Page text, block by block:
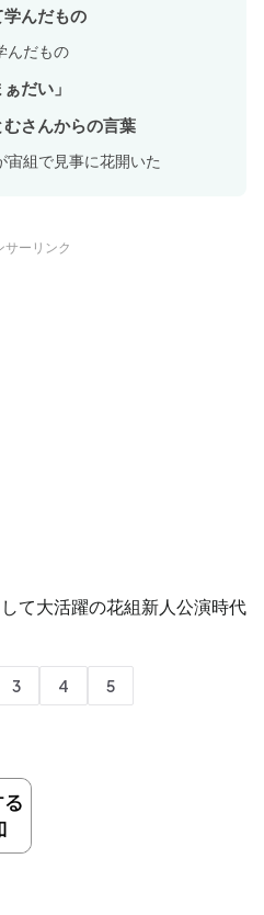
んだもの
んだもの
だい」
さんからの言葉
宙組で見事に花開いた
サーリンク
て大活躍の花組新人公演時代
3 4 5